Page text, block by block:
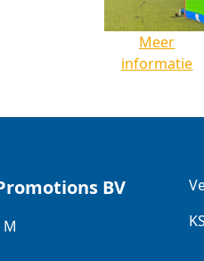
Meer
informatie
BV